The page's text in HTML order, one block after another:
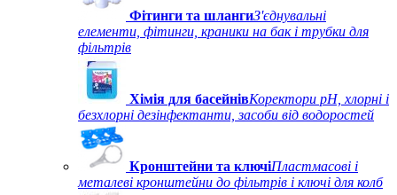
Фітинги та шлангиЗ'єднувальні
елементи, фітинги, краники на бак і трубки для
фільтрів
Хімія для басейнівКоректори рН, хлорні і
безхлорні дезінфектанти, засоби від водоростей
Кронштейни та ключіПластмасові і
металеві кронштейни до фільтрів і ключі для колб